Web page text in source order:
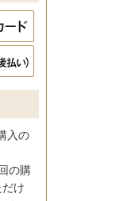
入の
の購
け